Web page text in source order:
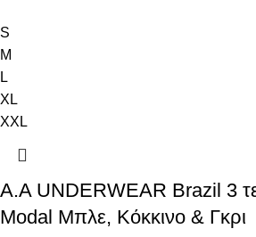
S
M
L
XL
XXL
A.A UNDERWEAR Brazil 3
Modal Μπλε, Κόκκινο & Γκρι